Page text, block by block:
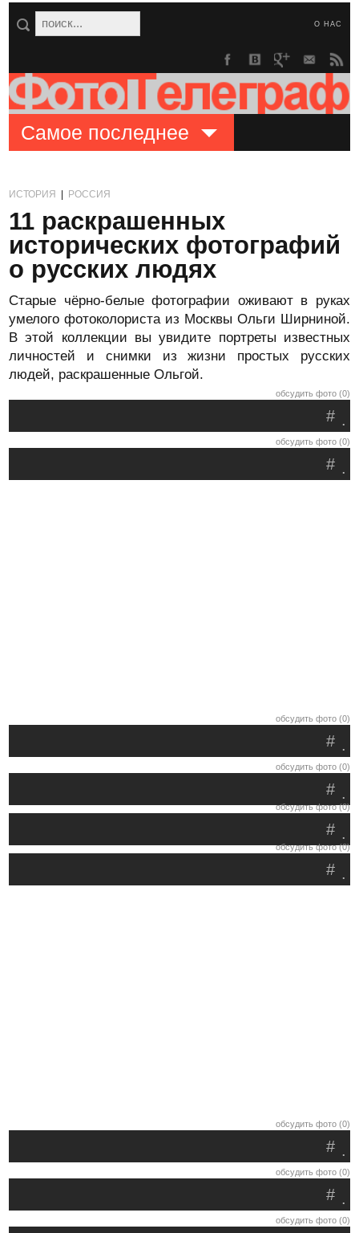
О НАС
Самое последнее
ИСТОРИЯ РОССИЯ
11 раскрашенных
исторических фотографий
о русских людях
Старые чёрно-белые фотографии оживают в руках
умелого фотоколориста из Москвы Ольги Ширниной.
В этой коллекции вы увидите портреты известных
личностей и снимки из жизни простых русских
людей, раскрашенные Ольгой.
обсудить фото (0)
.
#
обсудить фото (0)
.
#
обсудить фото (0)
.
#
обсудить фото (0)
.
#
обсудить фото (0)
.
#
обсудить фото (0)
.
#
обсудить фото (0)
.
#
обсудить фото (0)
.
#
обсудить фото (0)